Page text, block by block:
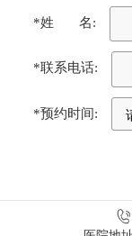
*姓 名:
*联系电话:
*预约时间: